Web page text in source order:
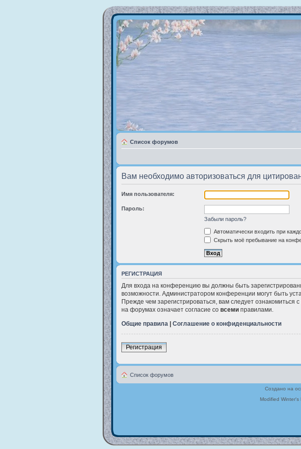
Список форумов
Вам необходимо авторизоваться для
Имя пользователя:
Пароль:
Забыли пароль?
Автоматически входить при
Скрыть моё пребывание на
РЕГИСТРАЦИЯ
Для входа на конференцию вы должны быть
возможности. Администратором конференции могут быть
Прежде чем зарегистрироваться, вам следует
на форумах означает согласие со всемиправилами.
Общие правила | Соглашение о конфиденциальности
Регистрация
Список форумов
Создано на
Modified Winter's